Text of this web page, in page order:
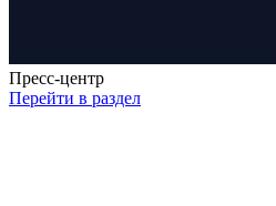
Пресс-центр
Перейти в раздел